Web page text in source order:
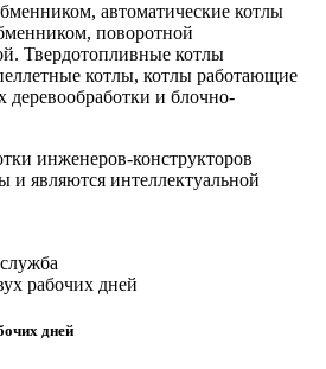
автоматические котлы
поворотной
Твердотопливные котлы
котлы, котлы работающие
деревообработки и блочно-
инженеров-конструкторов
и являются интеллектуальной
дней